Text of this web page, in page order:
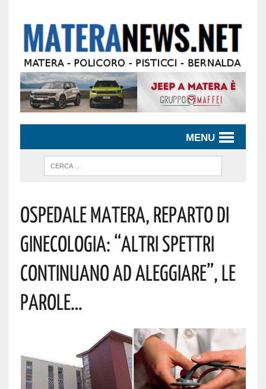
MENU
Ospedale Matera, Reparto Di
Ginecologia: “altri Spettri
Continuano Ad Aleggiare”, Le
Parole…